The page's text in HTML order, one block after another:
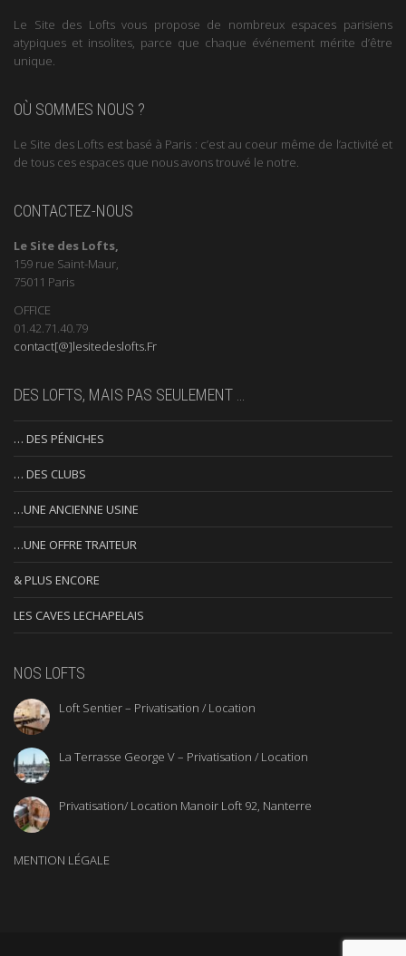
Le Site des Lofts vous propose de nombreux espaces parisiens
atypiques et insolites, parce que chaque événement mérite d’être
unique.
OÙ SOMMES NOUS ?
Le Site des Lofts est basé à Paris : c’est au coeur même de l’activité et
de tous ces espaces que nous avons trouvé le notre.
CONTACTEZ-NOUS
Le Site des Lofts,
159 rue Saint-Maur,
75011 Paris
OFFICE
01.42.71.40.79
contact[@]lesitedeslofts.Fr
DES LOFTS, MAIS PAS SEULEMENT …
… DES PÉNICHES
… DES CLUBS
…UNE ANCIENNE USINE
…UNE OFFRE TRAITEUR
& PLUS ENCORE
LES CAVES LECHAPELAIS
NOS LOFTS
Loft Sentier – Privatisation / Location
La Terrasse George V – Privatisation / Location
Privatisation/ Location Manoir Loft 92, Nanterre
MENTION LÉGALE